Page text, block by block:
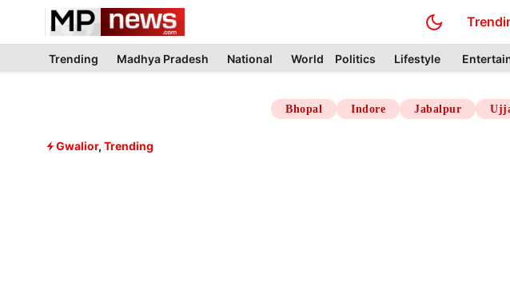
contentTrending Madhya Pradesh National World Politics Lifestyle
Bhopal Indore Jabalpur
Gwalior, Trending